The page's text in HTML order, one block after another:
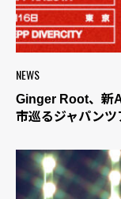
NEWS
Ginger Root、新
市巡るジャパンツ